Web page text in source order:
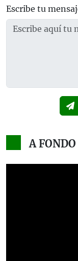
Escribe tu
A FONDO